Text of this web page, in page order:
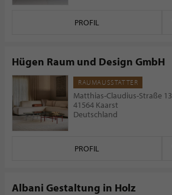
PROFIL
Hügen Raum und Design GmbH
RAUMAUSSTATTER
Matthias-Claudius-Straße 13
41564 Kaarst
Deutschland
PROFIL
Albani Gestaltung in Holz